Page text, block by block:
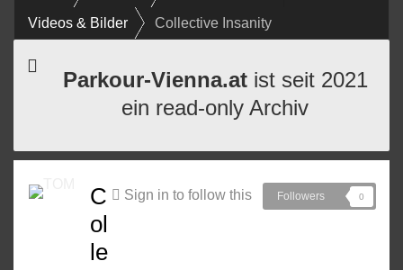
Videos & Bilder Collective Insanity
Parkour-Vienna.atist seit 2021
ein read-only Archiv
Sign in to follow this Followers 0
C
ol
le